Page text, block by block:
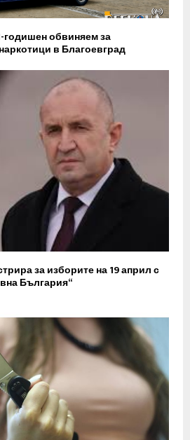
годишен обвиняем за
в Благоевград
за изборите на 19 април с
България“